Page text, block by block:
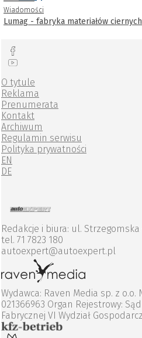
Wiadomości
Lumag - fabryka materiałów
O tytule
Reklama
Prenumerata
Kontakt
Archiwum
Regulamin serwisu
Polityka prywatności
EN
DE
Redakcje i biura: ul. Strzegomska
tel. 71 7823 180
autoexpert@autoexpert.pl
Wydawca: Raven Media sp. z o.o.
021366963 Organ Rejestrowy:
Fabrycznej VI Wydział